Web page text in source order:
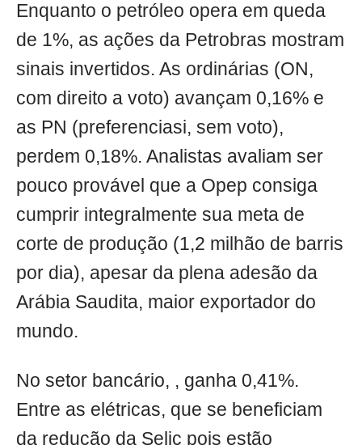
Enquanto o petróleo opera em queda
de 1%, as ações da Petrobras mostram
sinais invertidos. As ordinárias (ON,
com direito a voto) avançam 0,16% e
as PN (preferenciasi, sem voto),
perdem 0,18%. Analistas avaliam ser
pouco provável que a Opep consiga
cumprir integralmente sua meta de
corte de produção (1,2 milhão de barris
por dia), apesar da plena adesão da
Arábia Saudita, maior exportador do
mundo.
No setor bancário, , ganha 0,41%.
Entre as elétricas, que se beneficiam
da redução da Selic pois estão